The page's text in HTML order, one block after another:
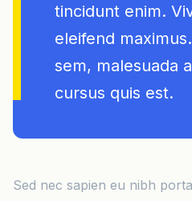
tincidunt enim.
eleifend
sem, malesuada
cursus quis est.
Sed nec sapien eu nibh